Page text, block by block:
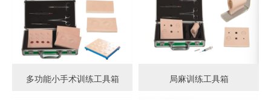
多功能小手术训练工具箱 局麻训练工具箱